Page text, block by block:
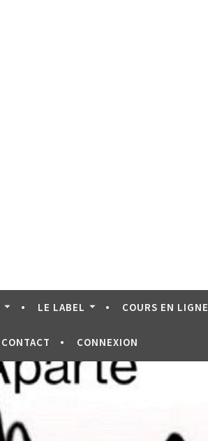
LE LABEL COURS EN LIGNE
CONTACT CONNEXION